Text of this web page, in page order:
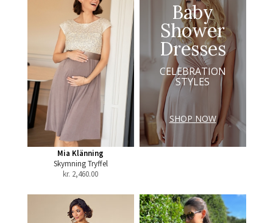
Mia Klänning
Skymning Tryffel
kr. 2,460.00
Baby
Shower
Dresses
CELEBRATION
STYLES
SHOP NOW